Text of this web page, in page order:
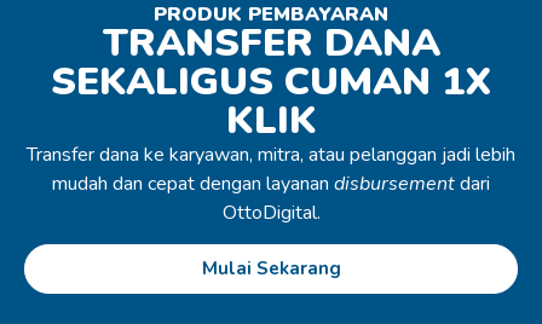
PRODUK PEMBAYARAN
TRANSFER DANA
SEKALIGUS CUMAN 1X
KLIK
Transfer dana ke karyawan, mitra, atau pelanggan jadi lebih
mudah dan cepat dengan layanan disbursementdari
OttoDigital.
Mulai Sekarang